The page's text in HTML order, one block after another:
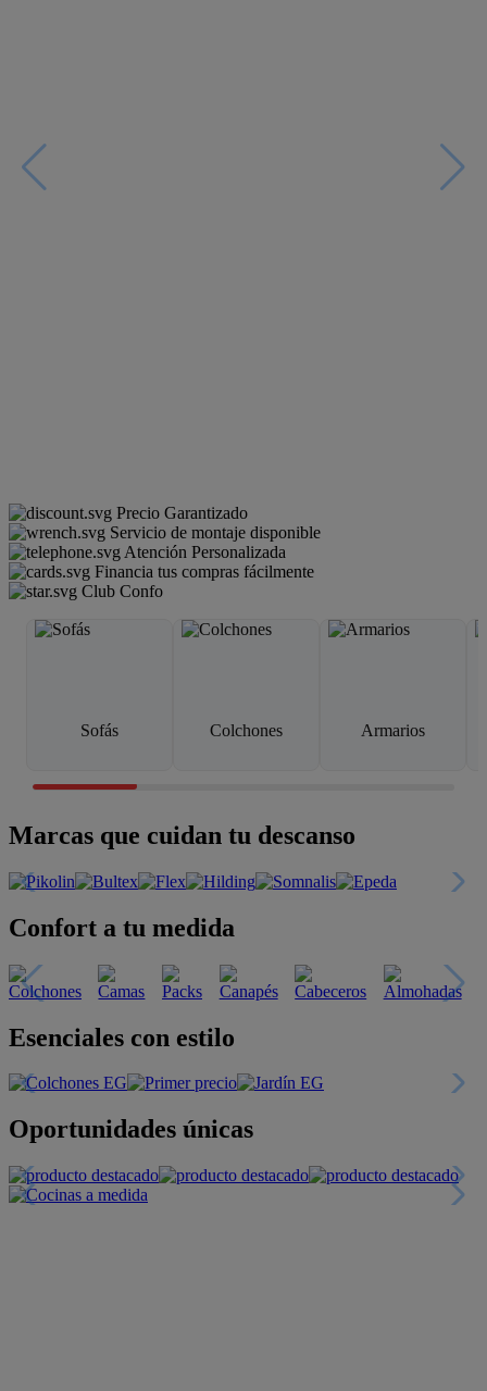
Precio Garantizado
Servicio de montaje disponible
Atención Personalizada
Financia tus compras fácilmente
Club Confo
Sofás Colchones Armarios
Marcas que cuidan tu descanso
Confort a tu medida
Esenciales con estilo
Oportunidades únicas